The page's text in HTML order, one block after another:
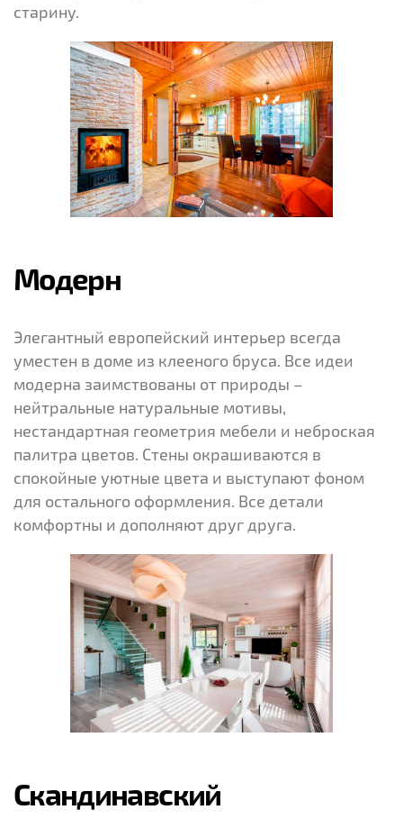
старину.
Модерн
Элегантный европейский интерьер всегда
уместен в доме из клееного бруса. Все идеи
модерна заимствованы от природы –
нейтральные натуральные мотивы,
нестандартная геометрия мебели и неброская
палитра цветов. Стены окрашиваются в
спокойные уютные цвета и выступают фоном
для остального оформления. Все детали
комфортны и дополняют друг друга.
Скандинавский